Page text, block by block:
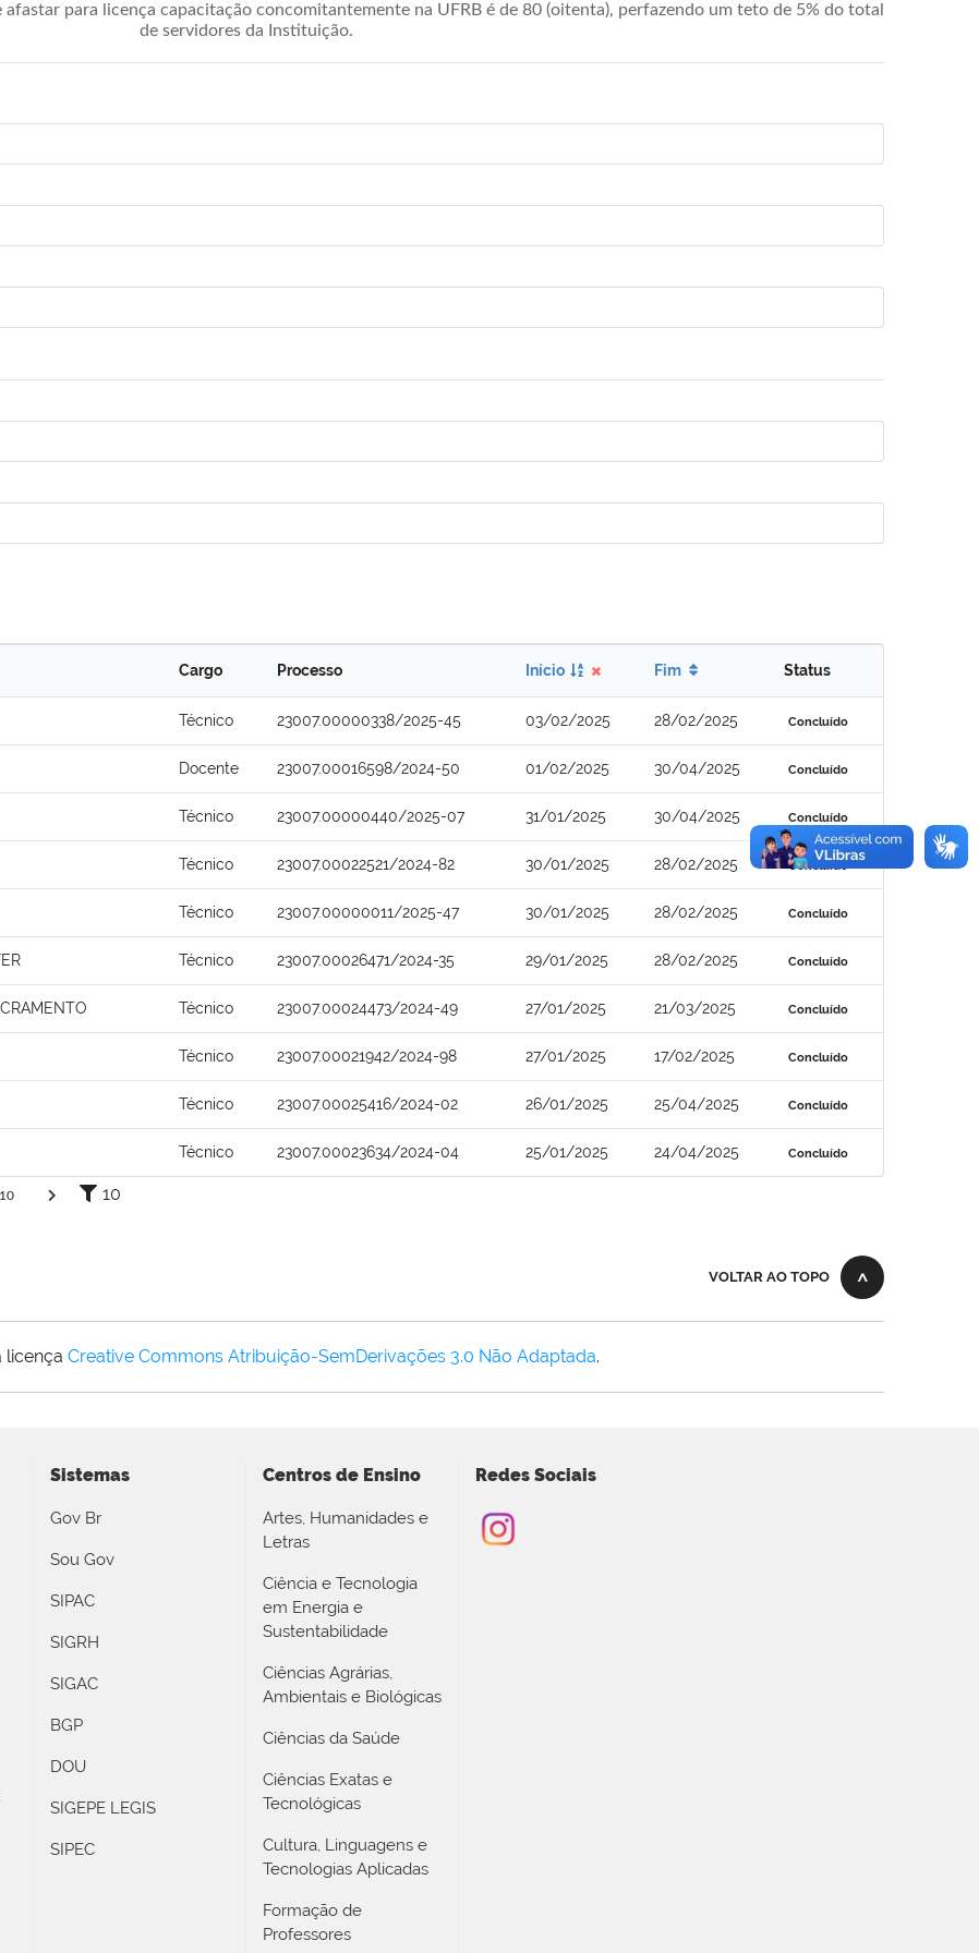
para licença capacitação concomitantemente na UFRB é de 80 (oitenta), perfazendo um teto de 5% do total
de servidores da Instituição.
Cargo Processo Início Fim Status
Técnico 23007.00000338/2025-45 03/02/2025 28/02/2025 Concluído
Docente 23007.00016598/2024-50 01/02/2025 30/04/2025 Concluído
Técnico 23007.00000440/2025-07 31/01/2025 30/04/2025 Concluído
Técnico 23007.00022521/2024-82 30/01/2025 28/02/2025 Concluído
Técnico 23007.00000011/2025-47 30/01/2025 28/02/2025 Concluído
Técnico 23007.00026471/2024-35 29/01/2025 28/02/2025 Concluído
Técnico 23007.00024473/2024-49 27/01/2025 21/03/2025 Concluído
Técnico 23007.00021942/2024-98 27/01/2025 17/02/2025 Concluído
Técnico 23007.00025416/2024-02 26/01/2025 25/04/2025 Concluído
Técnico 23007.00023634/2024-04 25/01/2025 24/04/2025 Concluído
10
VOLTAR AO TOPO
licença Creative Commons Atribuição-SemDerivações 3.0 Não Adaptada.
Sistemas
Gov Br
Sou Gov
SIPAC
SIGRH
SIGAC
BGP
DOU
SIGEPE LEGIS
SIPEC
Centros de Ensino
Artes, Humanidades e
Letras
Ciência e Tecnologia
em Energia e
Sustentabilidade
Ciências Agrárias,
Ambientais e Biológicas
Ciências da Saúde
Ciências Exatas e
Tecnológicas
Cultura, Linguagens e
Tecnologias Aplicadas
Formação de
Professores
Redes Sociais